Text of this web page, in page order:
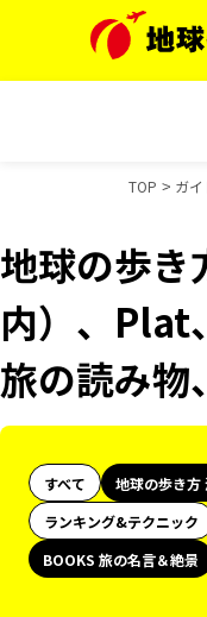
TOP ガ
地球の歩き
内）、Plat
旅の読み
すべて 地球の歩き方
ランキング&テクニック
BOOKS 旅の名言＆絶景